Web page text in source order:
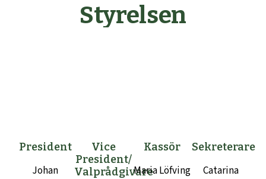
Styrelsen
President
Johan
Vice
President/
Valprådgivare
Kassör
Maria Löfving
Sekreterare
Catarina